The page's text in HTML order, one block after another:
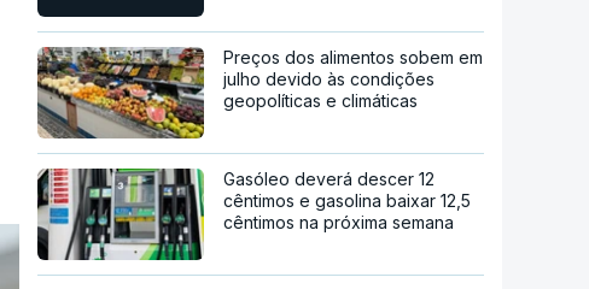
Preços dos alimentos sobem em
julho devido às condições
geopolíticas e climáticas
Gasóleo deverá descer 12
cêntimos e gasolina baixar 12,5
cêntimos na próxima semana